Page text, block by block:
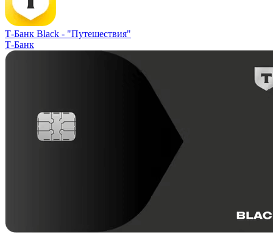
Т-Банк Black - "Путешествия"
Т-Банк